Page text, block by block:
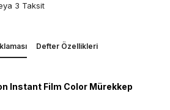
3 Taksit
Defter Özellikleri
Instant Film Color Mürekkep